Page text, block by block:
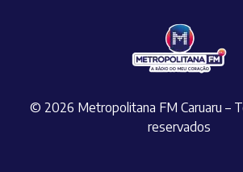
© 2026 Metropolitana FM Caruaru –
reservados